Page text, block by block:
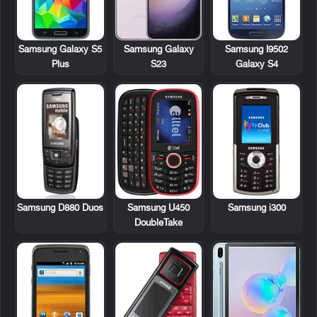
Samsung I9502
Galaxy S4
Samsung Galaxy
S23
Samsung Galaxy S5
Plus
Samsung i300
Samsung U450
DoubleTake
Samsung D880 Duos